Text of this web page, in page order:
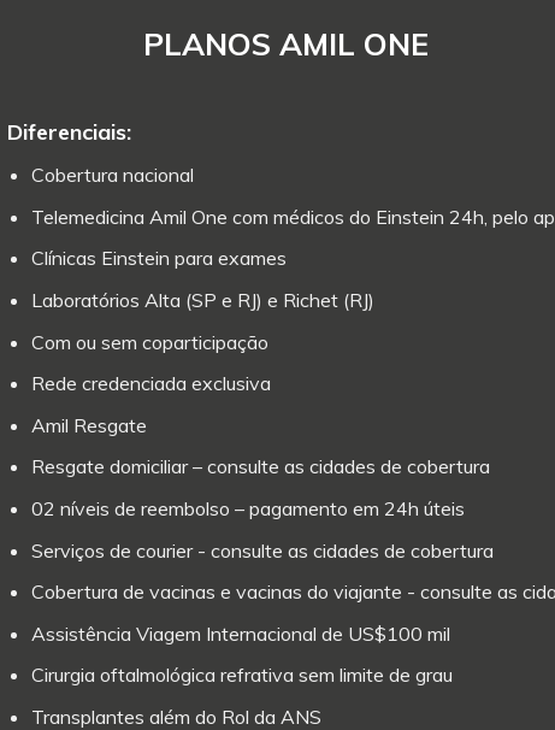
PLANOS AMIL ONE
Diferenciais:
Cobertura nacional
Telemedicina Amil One com médicos do Einstein 24h, pelo
Clínicas Einstein para exames
Laboratórios Alta (SP e RJ) e Richet (RJ)
Com ou sem coparticipação
Rede credenciada exclusiva
Amil Resgate
Resgate domiciliar – consulte as cidades de cobertura
02 níveis de reembolso – pagamento em 24h úteis
Serviços de courier - consulte as cidades de cobertura
Cobertura de vacinas e vacinas do viajante - consulte as
Assistência Viagem Internacional de US$100 mil
Cirurgia oftalmológica refrativa sem limite de grau
Transplantes além do Rol da ANS